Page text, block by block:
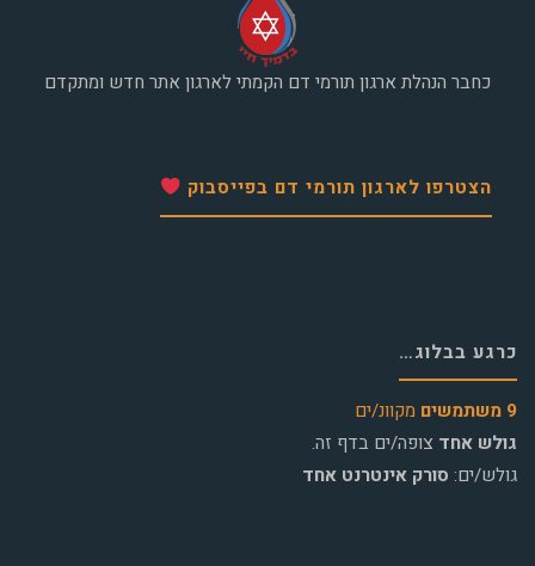
כחבר הנהלת ארגון תורמי דם הקמתי לארגון אתר חדש ומתקדם
הצטרפו לארגון תורמי דם בפייסבוק
כרגע בבלוג…
9 משתמשים
מקוונ/ים
גולש אחד צופה/ים בדף זה.
גולש/ים: סורק אינטרנט אחד